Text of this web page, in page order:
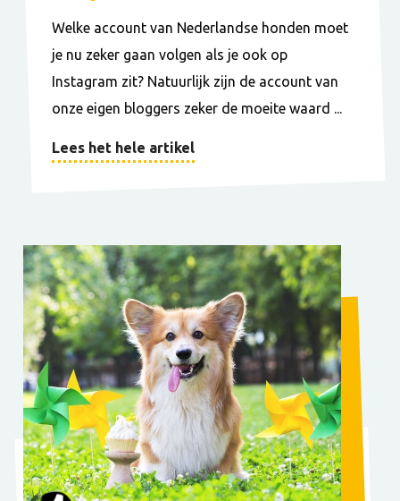
Welke account van Nederlandse honden moet
je nu zeker gaan volgen als je ook op
Instagram zit? Natuurlijk zijn de account van
onze eigen bloggers zeker de moeite waard ...
Lees het hele artikel